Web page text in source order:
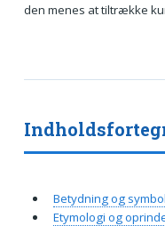
den menes at tiltrække
Betydning og
Etymologi og